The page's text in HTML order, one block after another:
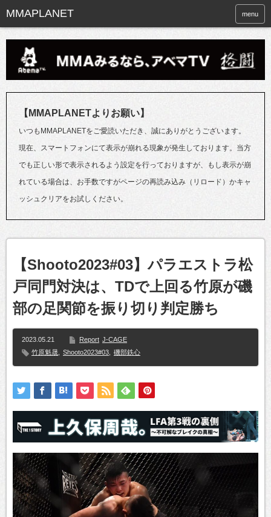
menu
【MMAPLANETよりお願い】
いつもMMAPLANETをご愛読いただき、誠にありがとうございます。
現在、スマートフォンにて表示が崩れる現象が発生しております。当方
でも正しい形で表示されるよう設定を行っておりますが、もし表示が崩
れている場合は、お手数ですがページの再読み込み（リロード）かキャ
ッシュクリアをお試しください。
【Shooto2023#03】パラエストラ松
戸同門対決は、TDで上回る竹原が磯
部の足関節を振り切り判定勝ち
2023.05.21 Report J-CAGE
竹原魁晟
Shooto2023#03 磯部鉄心